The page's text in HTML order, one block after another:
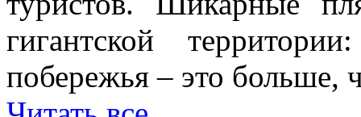
гигантской
побережья – это